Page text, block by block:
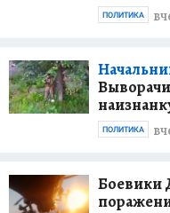
ПОЛИТИКА
ПОЛИТИКА
Боевики